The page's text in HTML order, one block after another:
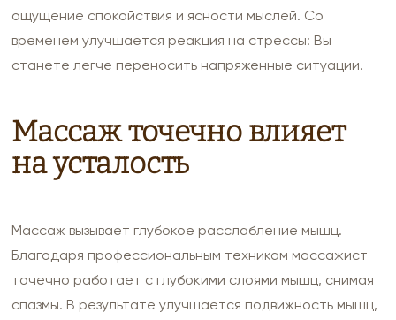
ощущение спокойствия и ясности мыслей. Со
временем улучшается реакция на стрессы: Вы
станете легче переносить напряженные ситуации.
Массаж точечно влияет
на усталость
Массаж вызывает глубокое расслабление мышц.
Благодаря профессиональным техникам массажист
точечно работает с глубокими слоями мышц, снимая
спазмы. В результате улучшается подвижность мышц,